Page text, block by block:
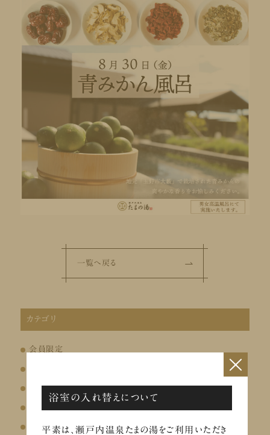
一覧へ戻る
カテゴリ
会員限定
お知らせ
お食事
×
浴室の入れ替えについて
平素は、瀬戸内温泉たまの湯をご利用いただき